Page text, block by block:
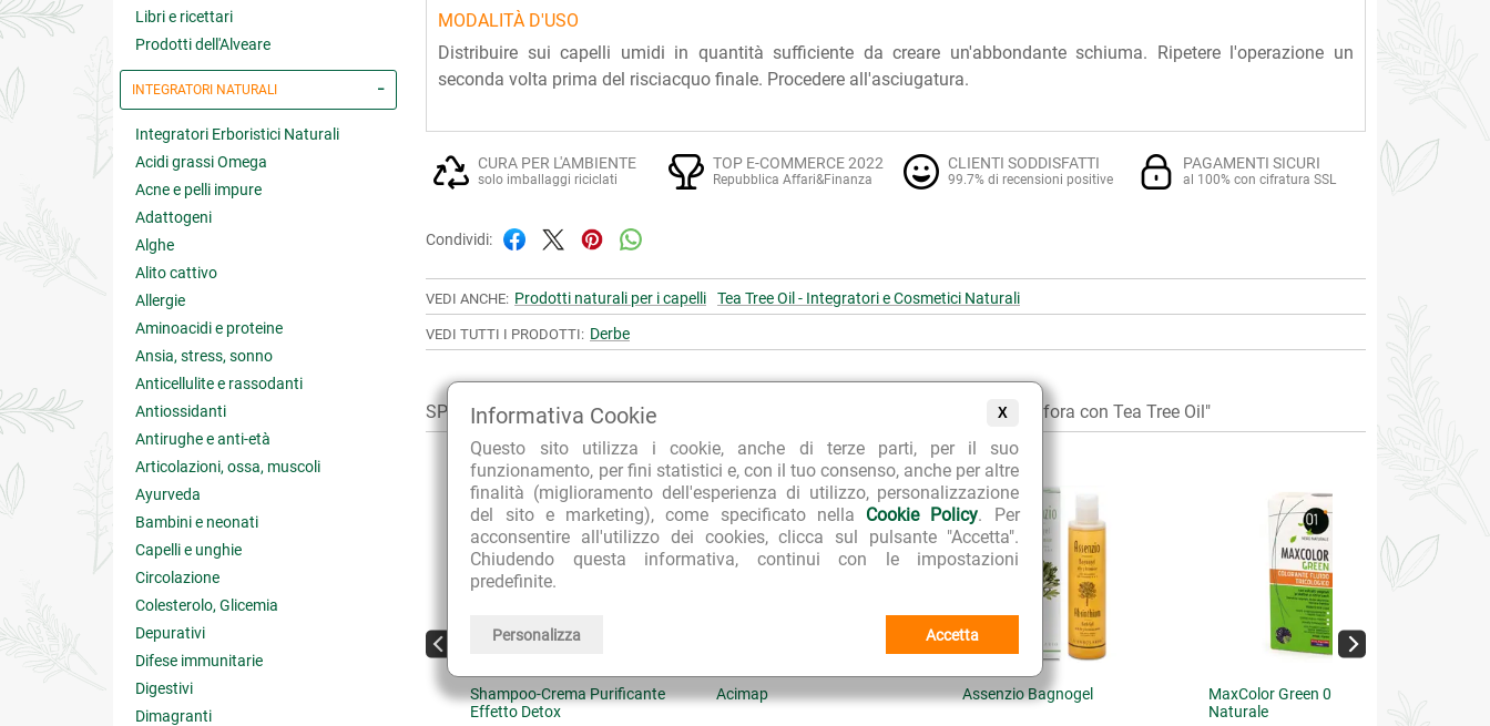
X
Informativa Cookie
Questo sito utilizza i cookie, anche di terze parti, per il suo
funzionamento, per fini statistici e, con il tuo consenso, anche per altre
finalità (miglioramento dell'esperienza di utilizzo, personalizzazione
del sito e marketing), come specificato nella Cookie Policy. Per
acconsentire all'utilizzo dei cookies, clicca sul pulsante "Accetta".
Chiudendo questa informativa, continui con le impostazioni
predefinite.
Personalizza Accetta
Libri e ricettari
Prodotti dell'Alveare
INTEGRATORI NATURALI
Integratori Erboristici Naturali
Acidi grassi Omega
Acne e pelli impure
Adattogeni
Alghe
Alito cattivo
Allergie
Aminoacidi e proteine
Ansia, stress, sonno
Anticellulite e rassodanti
Antiossidanti
Antirughe e anti-età
Articolazioni, ossa, muscoli
Ayurveda
Bambini e neonati
Capelli e unghie
Circolazione
Colesterolo, Glicemia
Depurativi
Difese immunitarie
Digestivi
Dimagranti
MODALITÀ D'USO
Distribuire sui capelli umidi in quantità sufficiente da creare un'abbondante schiuma. Ripetere l'operazione un
seconda volta prima del risciacquo finale. Procedere all'asciugatura.
CURA PER L'AMBIENTE
solo imballaggi riciclati
TOP E-COMMERCE 2022
Repubblica Affari&Finanza
CLIENTI SODDISFATTI
99.7% di recensioni positive
PAGAMENTI SICURI
al 100% con cifratura SSL
Condividi:
VEDI ANCHE: Prodotti naturali per i capelli Tea Tree Oil - Integratori e Cosmetici Naturali
VEDI TUTTI I PRODOTTI: Derbe
SPESSO ACQUISTATI INSIEME A "SciampoDerbe Shampoo Igienizzante Antiforfora con Tea Tree Oil"
Shampoo-Crema Purificante
Effetto Detox
Acimap Assenzio Bagnogel
MaxColor Green 01 Nero
Naturale
Nutri-Rigenerante